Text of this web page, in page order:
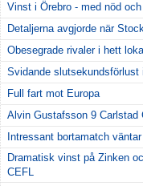
Vinst i Örebro - med nöd
Detaljerna avgjorde när
Obesegrade rivaler i hett
Svidande
Full fart mot Europa
Alvin Gustafsson 9 Carlstad
Intressant bortamatch
Dramatisk vinst på Zinken
CEFL